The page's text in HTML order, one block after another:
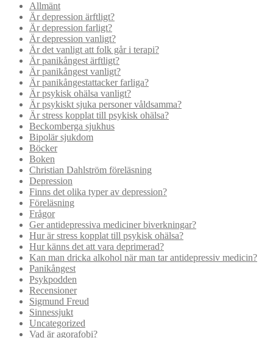
Allmänt
Är depression ärftligt?
Är depression farligt?
Är depression vanligt?
Är det vanligt att folk går i terapi?
Är panikångest ärftligt?
Är panikångest vanligt?
Är panikångestattacker farliga?
Är psykisk ohälsa vanligt?
Är psykiskt sjuka personer våldsamma?
Är stress kopplat till psykisk ohälsa?
Beckomberga sjukhus
Bipolär sjukdom
Böcker
Boken
Christian Dahlström föreläsning
Depression
Finns det olika typer av depression?
Föreläsning
Frågor
Ger antidepressiva mediciner biverkningar?
Hur är stress kopplat till psykisk ohälsa?
Hur känns det att vara deprimerad?
Kan man dricka alkohol när man tar antidepressiv medicin?
Panikångest
Psykpodden
Recensioner
Sigmund Freud
Sinnessjukt
Uncategorized
Vad är agorafobi?